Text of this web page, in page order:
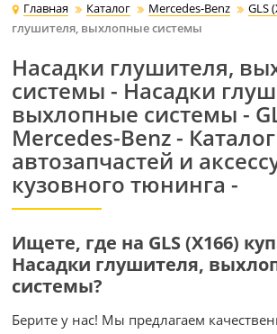
Главная Каталог Mercedes-Benz GLS
глушителя, выхлопные системы
Насадки глушителя,
системы - Насадки
выхлопные системы -
Mercedes-Benz - Каталог
автозапчастей и
кузовного тюнинга -
Ищете, где на GLS (X166)
Насадки глушителя,
системы?
Берите у нас! Мы предлагаем